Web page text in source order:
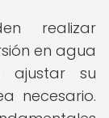
realizar
en agua
su
necesario.